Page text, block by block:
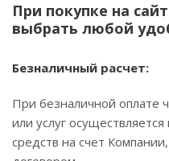
При покупке на
выбрать любой
Безналичный расчет:
При безналичной оплате
или услуг
средств на счет